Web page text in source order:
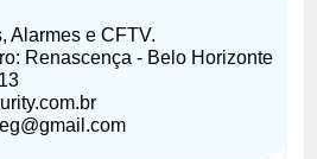
Alarmes e CFTV.
Renascença - Belo Horizonte